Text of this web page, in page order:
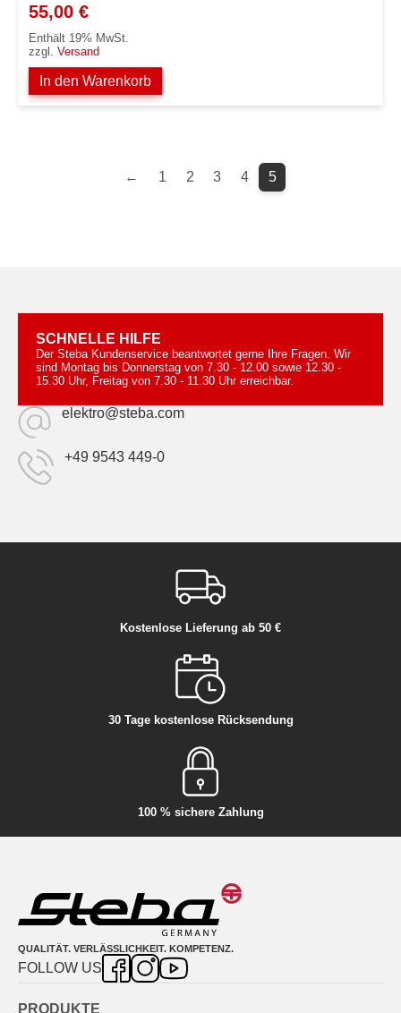
55,00 €
Enthält 19% MwSt.
zzgl. Versand
In den Warenkorb
← 1 2 3 4 5
SCHNELLE HILFE
Der Steba Kundenservice beantwortet gerne Ihre Fragen. Wir
sind Montag bis Donnerstag von 7.30 - 12.00 sowie 12.30 -
15.30 Uhr, Freitag von 7.30 - 11.30 Uhr erreichbar.
elektro@steba.com
+49 9543 449-0
Kostenlose Lieferung ab 50 €
30 Tage kostenlose Rücksendung
100 % sichere Zahlung
QUALITÄT. VERLÄSSLICHKEIT. KOMPETENZ.
FOLLOW US
PRODUKTE